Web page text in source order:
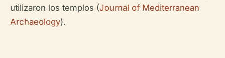
utilizaron los templos (Journal of Mediterranean
Archaeology).